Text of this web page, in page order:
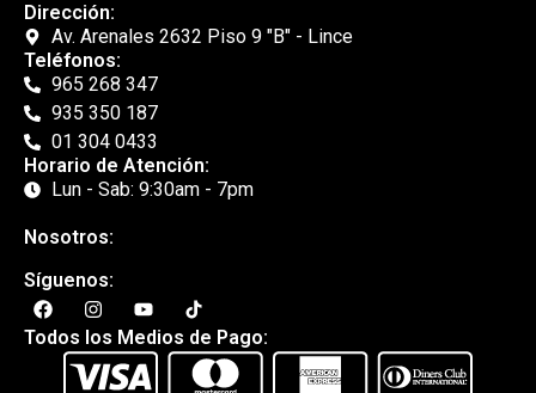
Dirección:
Av. Arenales 2632 Piso 9 "B" - Lince
Teléfonos:
965 268 347
935 350 187
01 304 0433
Horario de Atención:
Lun - Sab: 9:30am - 7pm
Nosotros:
Síguenos:
Todos los Medios de Pago: